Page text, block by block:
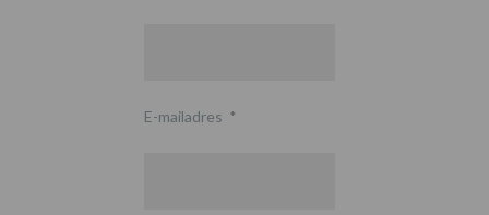
E-mailadres *